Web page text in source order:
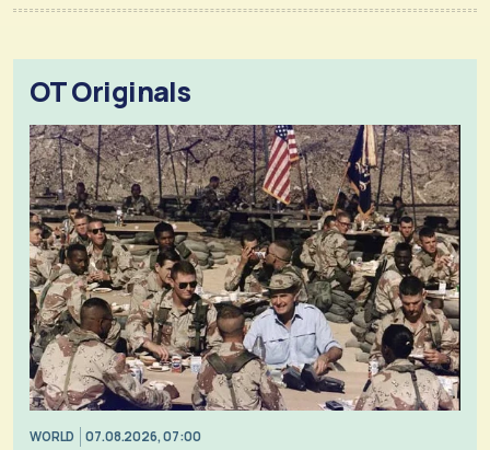
OT Originals
WORLD 07.08.2026, 07:00